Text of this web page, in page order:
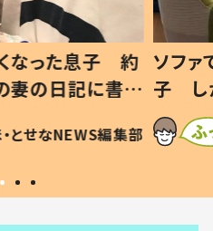
を食べる1歳息
と…母「！？」
の投稿に「可愛
行犯〜」
とせなNEWS編集部
小1か
ッド
作り
#令和
SNSで